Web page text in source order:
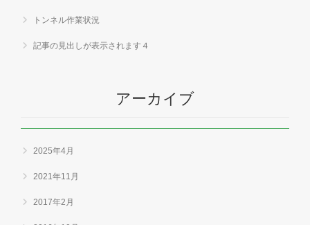
トンネル作業状況
記事の見出しが表示されます４
アーカイブ
2025年4月
2021年11月
2017年2月